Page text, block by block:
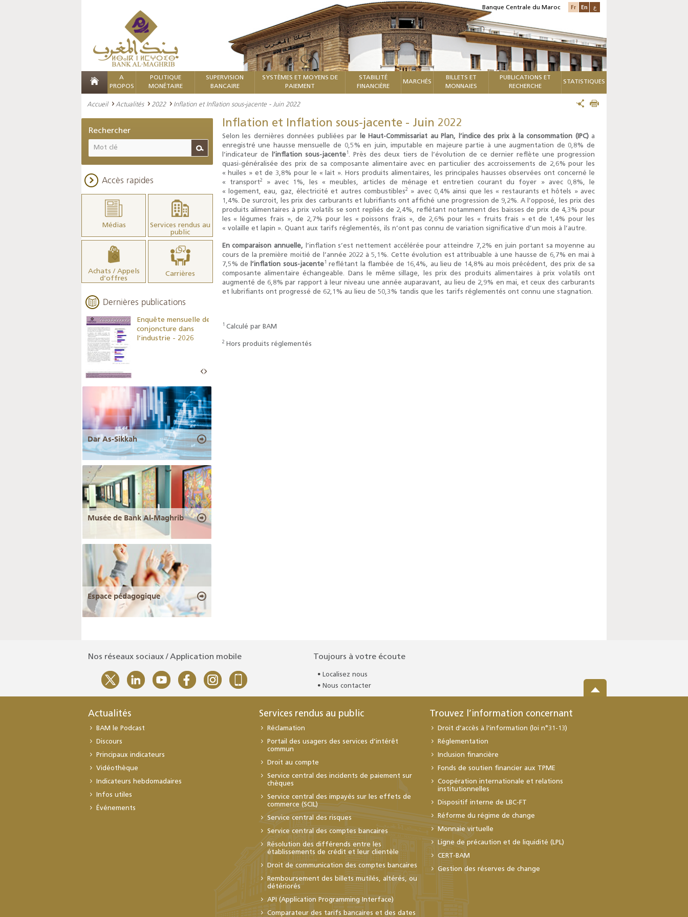
Banque Centrale du Maroc Fr En ع
A
PROPOS
POLITIQUE
MONÉTAIRE
SUPERVISION
BANCAIRE
SYSTÈMES ET MOYENS DE
PAIEMENT
STABILITÉ
FINANCIÈRE
MARCHÉS
BILLETS ET
MONNAIES
PUBLICATIONS ET
RECHERCHE
STATISTIQUES
Accueil Actualités 2022 Inflation et Inflation sous-jacente - Juin 2022
Inflation et Inflation sous-jacente - Juin 2022
Selon les dernières données publiées par le Haut-Commissariat au Plan, l’indice des prix à la consommation (IPC) a
enregistré une hausse mensuelle de 0,5% en juin, imputable en majeure partie à une augmentation de 0,8% de
l’indicateur de
l’inflation sous-jacente1 . Près des deux tiers de l’évolution de ce dernier reflète une progression
quasi-généralisée des prix de sa composante alimentaire avec en particulier des accroissements de 2,6% pour les
« huiles » et de 3,8% pour le « lait ». Hors produits alimentaires, les principales hausses observées ont concerné le
« transport2
» avec 1%, les « meubles, articles de ménage et entretien courant du foyer » avec 0,8%, le
« logement, eau, gaz, électricité et autres combustibles2
» avec 0,4% ainsi que les « restaurants et hôtels » avec
1,4%. De surcroit, les prix des carburants et lubrifiants ont affiché une progression de 9,2%. A l’opposé, les prix des
produits alimentaires à prix volatils se sont repliés de 2,4%, reflétant notamment des baisses de prix de 4,3% pour
les « légumes frais », de 2,7% pour les « poissons frais », de 2,6% pour les « fruits frais » et de 1,4% pour les
« volaille et lapin ». Quant aux tarifs réglementés, ils n’ont pas connu de variation significative d’un mois à l’autre.
En comparaison annuelle,
l’inflation s’est nettement accélérée pour atteindre 7,2% en juin portant sa moyenne au
cours de la première moitié de l’année 2022 à 5,1%. Cette évolution est attribuable à une hausse de 6,7% en mai à
7,5% de
l’inflation sous-jacente1
reflétant la flambée de 16,4%, au lieu de 14,8% au mois précédent, des prix de sa
composante alimentaire échangeable. Dans le même sillage, les prix des produits alimentaires à prix volatils ont
augmenté de 6,8% par rapport à leur niveau une année auparavant, au lieu de 2,9% en mai, et ceux des carburants
et lubrifiants ont progressé de 62,1% au lieu de 50,3% tandis que les tarifs réglementés ont connu une stagnation.
1 Calculé par BAM
2 Hors produits réglementés
Rechercher
Accès rapides
Médias
Services rendus au
public
Achats / Appels
d’offres
Carrières
Dernières publications
Enquête mensuelle de
conjoncture dans
l’industrie - 2026
de l’enquête de
Dar As-Sikkah
Musée de Bank Al-Maghrib
Espace pédagogique
Nos réseaux sociaux / Application mobile Toujours à votre écoute
Localisez nous
Nous contacter
Actualités
BAM le Podcast
Discours
Principaux indicateurs
Vidéothèque
Indicateurs hebdomadaires
Infos utiles
Événements
Services rendus au public
Réclamation
Portail des usagers des services d’intérêt
commun
Droit au compte
Service central des incidents de paiement sur
chèques
Service central des impayés sur les effets de
commerce (SCIL)
Service central des risques
Service central des comptes bancaires
Résolution des différends entre les
établissements de crédit et leur clientèle
Droit de communication des comptes bancaires
Remboursement des billets mutilés, altérés, ou
détériorés
API (Application Programming Interface)
Comparateur des tarifs bancaires et des dates
Trouvez l’information concernant
Droit d’accès à l’information (loi n°31-13)
Réglementation
Inclusion financière
Fonds de soutien financier aux TPME
Coopération internationale et relations
institutionnelles
Dispositif interne de LBC-FT
Réforme du régime de change
Monnaie virtuelle
Ligne de précaution et de liquidité (LPL)
CERT-BAM
Gestion des réserves de change